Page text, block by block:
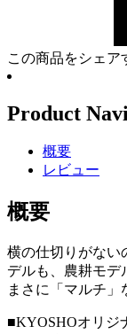
この商品をシェア
Product
概要
レビュー
概要
横の仕切りがない
デルも、農耕モデ
まさに「マルチ」
■KYOSHOオリジ